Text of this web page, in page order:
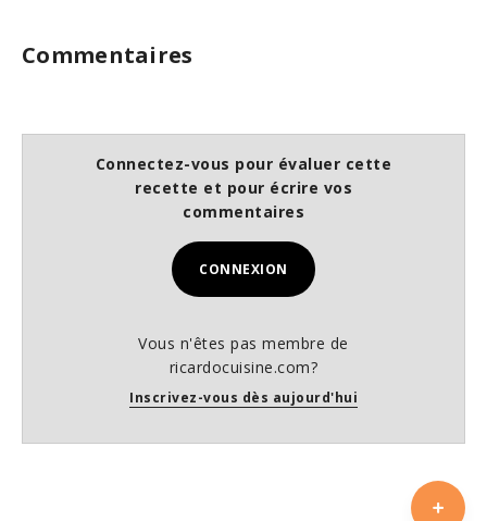
Commentaires
Connectez-vous pour évaluer cette
recette et pour écrire vos
commentaires
CONNEXION
Vous n'êtes pas membre de
ricardocuisine.com?
Inscrivez-vous dès aujourd'hui